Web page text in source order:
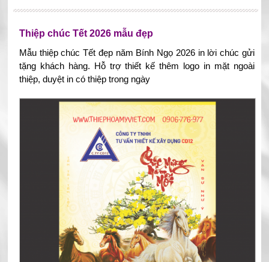
Thiệp chúc Tết 2026 mẫu đẹp
Mẫu thiệp chúc Tết đẹp năm Bính Ngọ 2026 in lời chúc gửi
tặng khách hàng. Hỗ trợ thiết kế thêm logo in mặt ngoài
thiệp, duyệt in có thiệp trong ngày